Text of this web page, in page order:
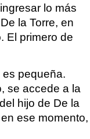
lo más
la Torre, en
El primero de
pequeña.
se accede a la
hijo de De la
ese momento,